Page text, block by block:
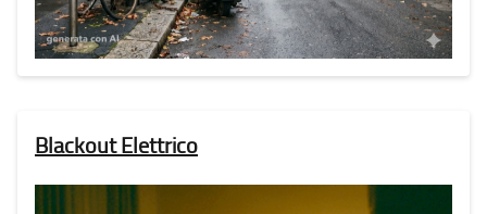
Blackout Elettrico